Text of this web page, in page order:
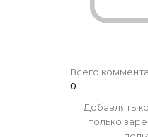
Всего
0
Добавлять
только